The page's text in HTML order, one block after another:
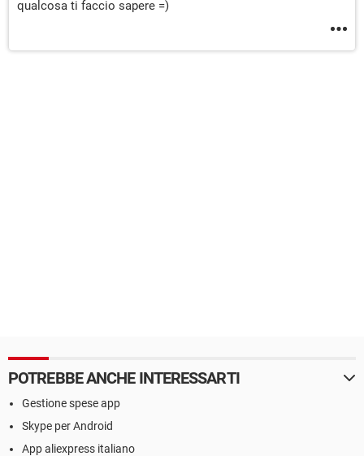
qualcosa ti faccio sapere =)
POTREBBE ANCHE INTERESSARTI
Gestione spese app
Skype per Android
App aliexpress italiano